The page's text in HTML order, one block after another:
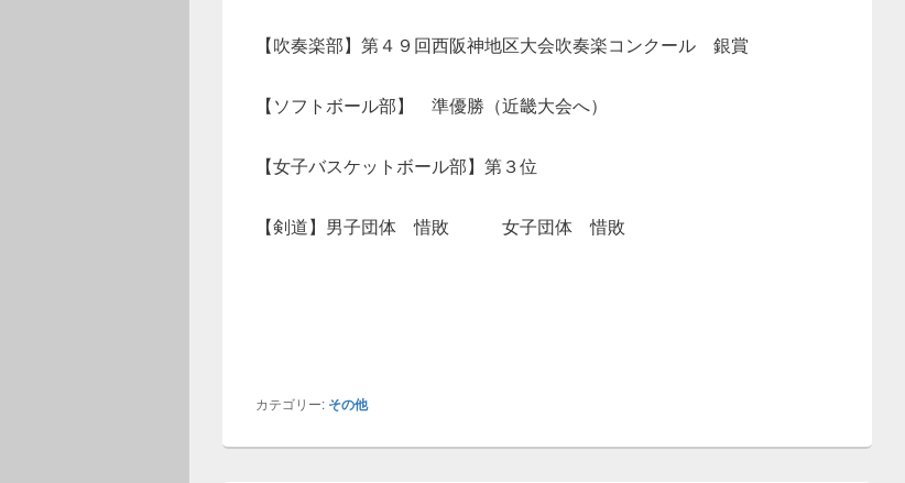
【吹奏楽部】第４９回西阪神地区大会吹奏楽コンクール 銀賞
【ソフトボール部】 準優勝（近畿大会へ）
【女子バスケットボール部】第３位
【剣道】男子団体 惜敗 女子団体 惜敗
カテゴリー: その他